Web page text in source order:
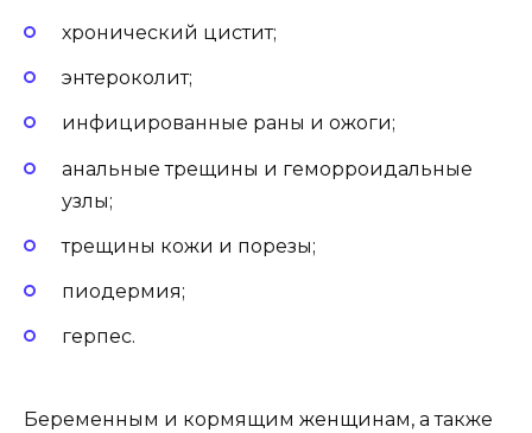
хронический цистит;
энтероколит;
инфицированные раны и ожоги;
анальные трещины и геморроидальные
узлы;
трещины кожи и порезы;
пиодермия;
герпес.
Беременным и кормящим женщинам, а также